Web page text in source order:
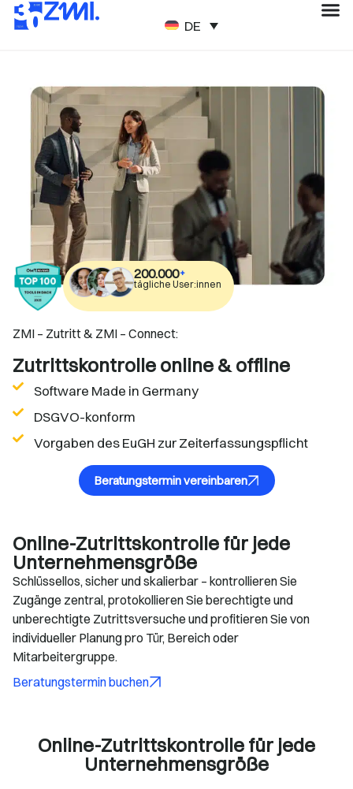
DEUTSCH
ZMI – Zutritt & ZMI – Connect:
Zutrittskontrolle online & offline
Software Made in Germany
DSGVO-konform
Vorgaben des EuGH zur Zeiterfassungspflicht
Beratungstermin vereinbaren
200.000+
tägliche User:innen
Online-Zutrittskontrolle für jede
Unternehmensgröße
Schlüssellos, sicher und skalierbar – kontrollieren Sie
Zugänge zentral, protokollieren Sie berechtigte und
unberechtigte Zutrittsversuche und profitieren Sie von
individueller Planung pro Tür, Bereich oder
Mitarbeitergruppe.
Beratungstermin buchen
Online-Zutrittskontrolle für jede
Unternehmensgröße